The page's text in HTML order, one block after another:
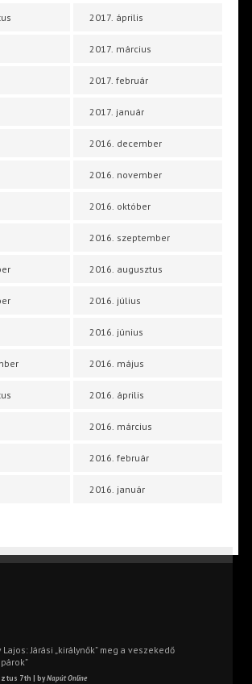
2017. április
2017. március
2017. február
2017. január
2016. december
2016. november
2016. október
2016. szeptember
2016. augusztus
2016. július
2016. június
2016. május
2016. április
2016. március
2016. február
2016. január
Lajos: Járási „királynők” meg a veszekedő
7th | byNapút Online